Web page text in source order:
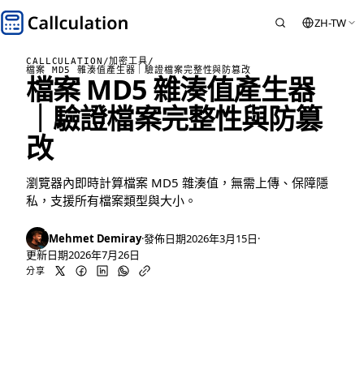
ZH-TW
CALLCULATION /加密工具/
檔案 MD5 雜湊值產生器｜驗證檔案完整性與防篡改
檔案 MD5 雜湊值產生器
｜驗證檔案完整性與防篡
改
瀏覽器內即時計算檔案 MD5 雜湊值，無需上傳、保障隱
私，支援所有檔案類型與大小。
Mehmet Demiray·發佈日期2026年3月15日·
更新日期2026年7月26日
分享